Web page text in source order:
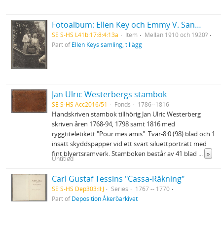
Fotoalbum: Ellen Key och Emmy V. Sanders, ståendes i trappan till Strand
SE S-HS L41b:17:8:4:13a Item
Mellan 1910 och 1920?
Part ofEllen Keys samling, tillägg
Jan Ulric Westerbergs stambok
SE S-HS Acc2016/51 Fonds 1786--1816
Handskriven stambok tillhörig Jan Ulric Westerberg
skriven åren 1768-94, 1798 samt 1816 med
ryggtiteletikett "Pour mes amis". Tvär-8:0 (98) blad och 1
insatt skyddspapper vid ett svart siluettporträtt med
fint blyertsramverk. Stamboken består av 41 blad ... »
Untitled
Carl Gustaf Tessins "Cassa-Räkning"
SE S-HS Dep303:II:J Series
1767 -- 1770
Part ofDeposition Åkeröarkivet